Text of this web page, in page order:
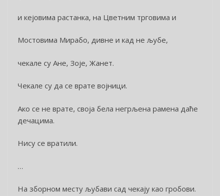
и кејовима растанка, на Цветним трговима и
Мостовима Мирабо, дивне и кад не љубе,
чекале су Ане, Зоје, Жанет.
Чекале су да се врате војници.
Ако се не врате, своја бела негрљена рамена даће
дечацима.
Нису се вратили.
…
На зборном месту љубави сад чекају као гробови.